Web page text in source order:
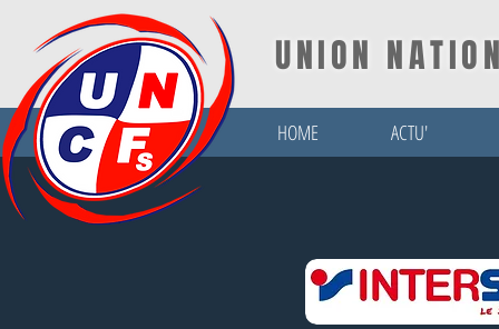
UNION
HOME ACTU'